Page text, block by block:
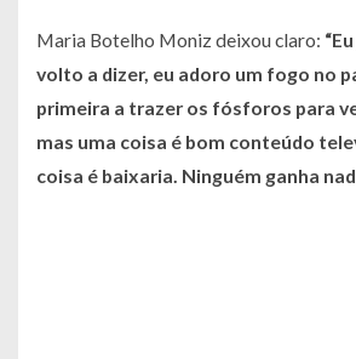
Maria Botelho Moniz deixou claro:
volto a dizer, eu adoro um fogo no
primeira a trazer os fósforos para
mas uma coisa é bom conteúdo
coisa é baixaria. Ninguém ganha